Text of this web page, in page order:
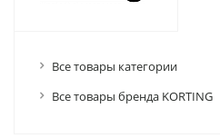
Все товары категории
Все товары бренда KORTING